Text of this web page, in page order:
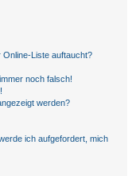
Liste auftaucht?
noch falsch!
werden?
ich aufgefordert, mich